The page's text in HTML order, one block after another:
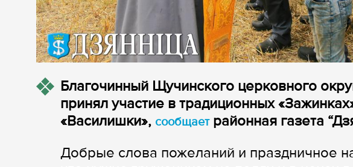
Благочинный Щучинского церковного
принял участие в традиционных
«Василишки», сообщаетрайонная газета
Добрые слова пожеланий и праздничное